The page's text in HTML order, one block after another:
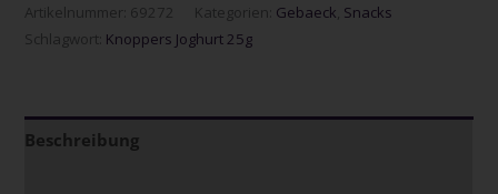
Artikelnummer: 69272 Kategorien: Gebaeck Snacks
Schlagwort: Knoppers Joghurt 25g
Beschreibung